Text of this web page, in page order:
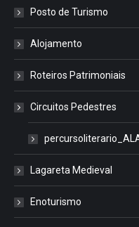
Posto de Turismo
Alojamento
Roteiros Patrimoniais
Circuitos Pedestres
Lagareta Medieval
Enoturismo